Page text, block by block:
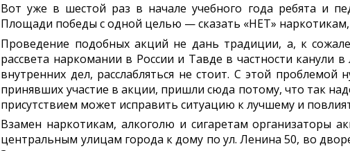
Вот уже в шестой раз в начале учебного года ребята и
Площади победы с одной целью — сказать «НЕТ»
Проведение подобных акций не дань традиции, а, к
рассвета наркомании в России и Тавде в частности канули
внутренних дел, расслабляться не стоит. С этой
принявших участие в акции, пришли сюда потому, что так
присутствием может исправить ситуацию к лучшему и
Взамен наркотикам, алкоголю и сигаретам организаторы
центральным улицам города к дому по ул. Ленина 50, во